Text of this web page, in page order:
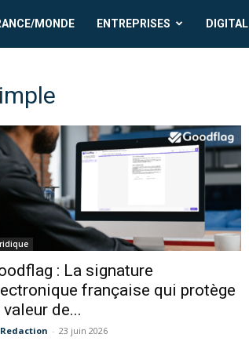
MONDE ENTREPRISES DIGITAL
: La signature
française qui protège
valeur de...
- 23 juin 2026